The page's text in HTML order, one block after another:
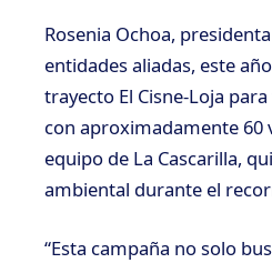
Rosenia Ochoa,
entidades aliadas, este
trayecto El Cisne-Loja
con aproximadamente 60
equipo de La Cascarilla,
ambiental durante el
“Esta campaña no solo